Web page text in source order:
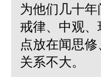
为他们几十年
戒律、中观
点放在闻思
关系不大。